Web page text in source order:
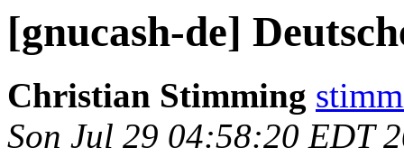
[gnucash-de]
Christian Stimming
Son Jul 29 04:58:20 EDT